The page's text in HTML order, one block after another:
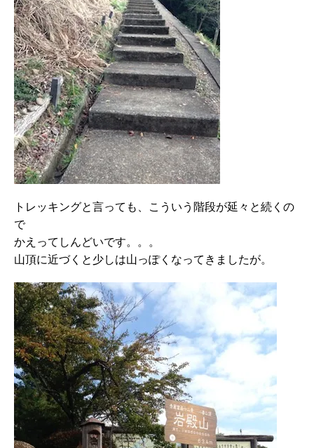
トレッキングと言っても、こういう階段が延々と続くの
で
かえってしんどいです。。。
山頂に近づくと少しは山っぽくなってきましたが。